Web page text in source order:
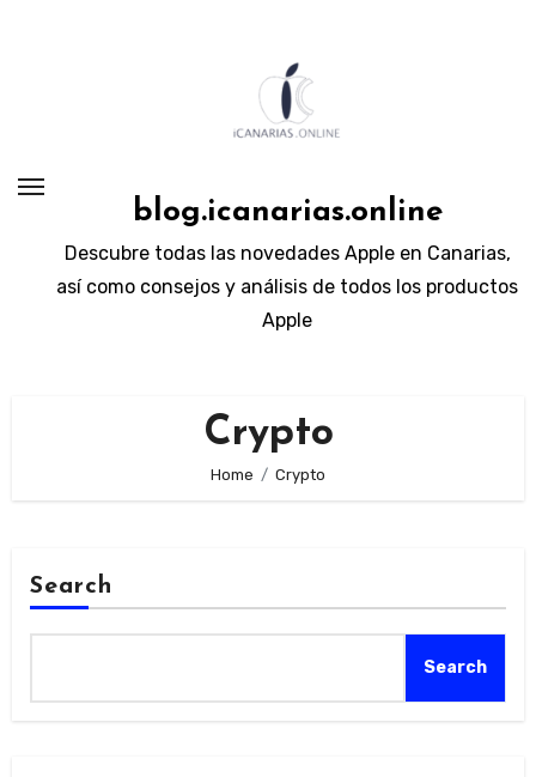
blog.icanarias.online
Descubre todas las novedades Apple en Canarias,
así como consejos y análisis de todos los productos
Apple
Crypto
Home Crypto
Search
Search